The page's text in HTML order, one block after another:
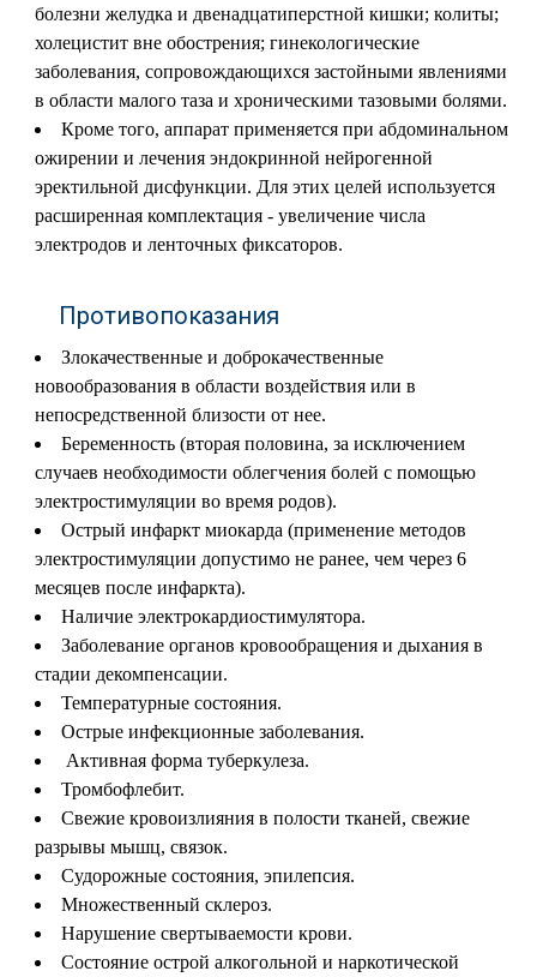
болезни желудка и двенадцатиперстной кишки; колиты;
холецистит вне обострения; гинекологические
заболевания, сопровождающихся застойными явлениями
в области малого таза и хроническими тазовыми болями.
Кроме того, аппарат применяется при абдоминальном
ожирении и лечения эндокринной нейрогенной
эректильной дисфункции. Для этих целей используется
расширенная комплектация - увеличение числа
электродов и ленточных фиксаторов.
Противопоказания
Злокачественные и доброкачественные
новообразования в области воздействия или в
непосредственной близости от нее.
Беременность (вторая половина, за исключением
случаев необходимости облегчения болей с помощью
электростимуляции во время родов).
Острый инфаркт миокарда (применение методов
электростимуляции допустимо не ранее, чем через 6
месяцев после инфаркта).
Наличие электрокардиостимулятора.
Заболевание органов кровообращения и дыхания в
стадии декомпенсации.
Температурные состояния.
Острые инфекционные заболевания.
Активная форма туберкулеза.
Тромбофлебит.
Свежие кровоизлияния в полости тканей, свежие
разрывы мышц, связок.
Судорожные состояния, эпилепсия.
Множественный склероз.
Нарушение свертываемости крови.
Состояние острой алкогольной и наркотической